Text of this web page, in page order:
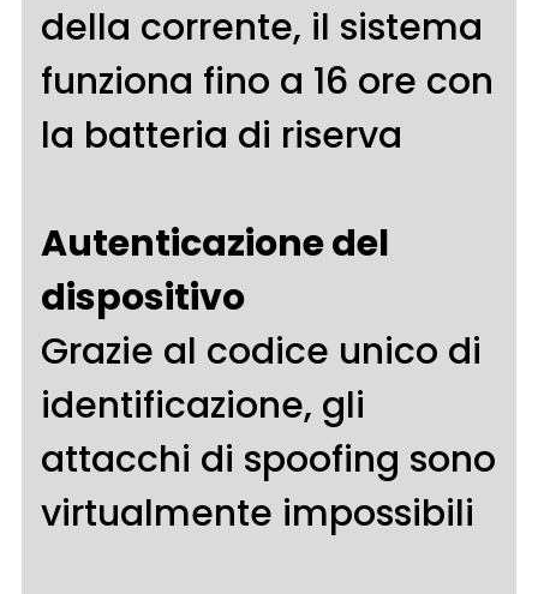
della corrente, il sistema
funziona fino a 16 ore con
la batteria di riserva
Autenticazione del
dispositivo
Grazie al codice unico di
identificazione, gli
attacchi di spoofing sono
virtualmente impossibili